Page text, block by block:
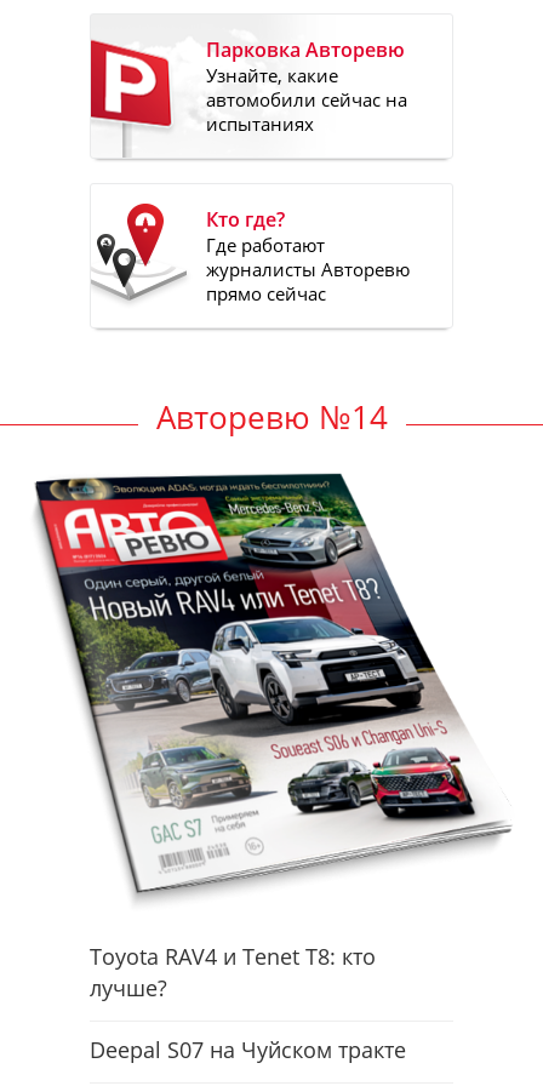
Парковка Авторевю
Узнайте, какие
автомобили сейчас на
испытаниях
Кто где?
Где работают
журналисты Авторевю
прямо сейчас
Авторевю №14
Toyota RAV4 и Tenet T8: кто
лучше?
Deepal S07 на Чуйском тракте